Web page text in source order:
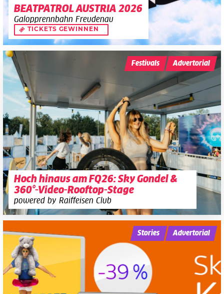
BEATPATROL AUSTRIA 2026
Galopprennbahn Freudenau
TICKETS GEWINNEN
Hoch hinaus am FQ26: Sky Gondel &
360°-Video-Rooftop-Stage
powered by Raiffeisen Club
Festivals Advertorial
Stories Advertorial